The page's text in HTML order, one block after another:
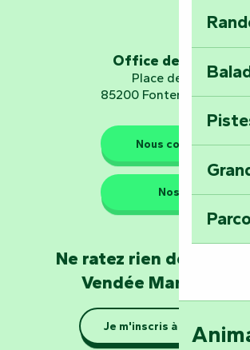
Les
Se
Office de tourisme
Place de Verdun
85200 Fontenay-le-
Nous contacter
Nos QG
Ne ratez rien de
Vendée Marais
Je m'inscris à la newsletter